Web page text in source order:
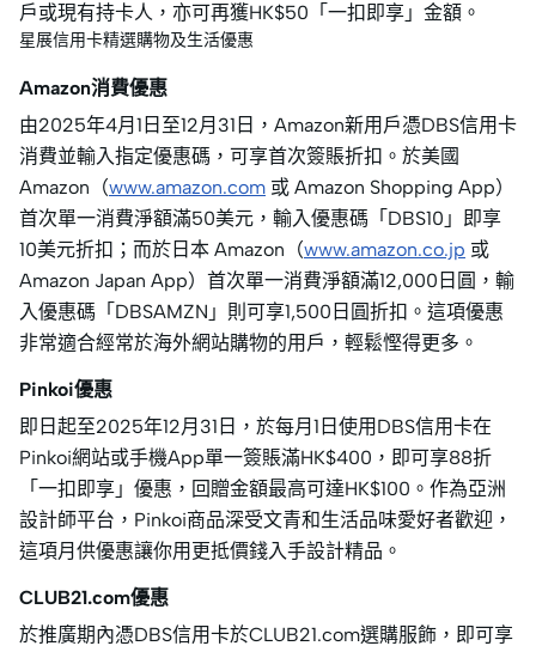
戶或現有持卡人，亦可再獲HK$50「一扣即享」金額。
星展信用卡精選購物及生活優惠
Amazon消費優惠
由2025年4月1日至12月31日，Amazon新用戶憑DBS信用卡
消費並輸入指定優惠碼，可享首次簽賬折扣。於美國
Amazon（www.amazon.com 或 Amazon Shopping App）
首次單一消費淨額滿50美元，輸入優惠碼「DBS10」即享
10美元折扣；而於日本 Amazon（www.amazon.co.jp 或
Amazon Japan App）首次單一消費淨額滿12,000日圓，輸
入優惠碼「DBSAMZN」則可享1,500日圓折扣。這項優惠
非常適合經常於海外網站購物的用戶，輕鬆慳得更多。
Pinkoi優惠
即日起至2025年12月31日，於每月1日使用DBS信用卡在
Pinkoi網站或手機App單一簽賬滿HK$400，即可享88折
「一扣即享」優惠，回贈金額最高可達HK$100。作為亞洲
設計師平台，Pinkoi商品深受文青和生活品味愛好者歡迎，
這項月供優惠讓你用更抵價錢入手設計精品。
CLUB21.com優惠
於推廣期內憑DBS信用卡於CLUB21.com選購服飾，即可享